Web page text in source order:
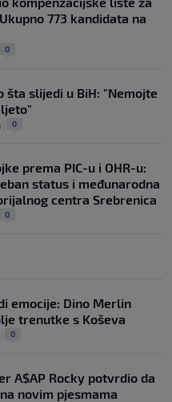
773 kandidata na
0
šta slijedi u BiH: "Nemojte
0
prema PIC-u i OHR-u:
status i međunarodna
centra Srebrenica
0
emocije: Dino Merlin
trenutke s Koševa
0
A$AP Rocky potvrdio da
novim pjesmama